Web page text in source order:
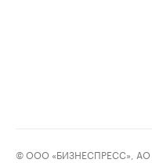
© ООО «БИЗНЕСПРЕСС», АО